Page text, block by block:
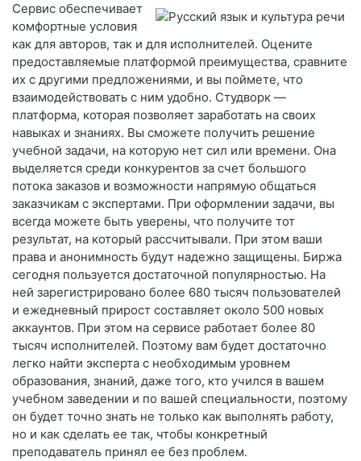
Сервис обеспечивает
комфортные условия
как для авторов, так и для исполнителей. Оцените
предоставляемые платформой преимущества, сравните
их с другими предложениями, и вы поймете, что
взаимодействовать с ним удобно. Студворк —
платформа, которая позволяет заработать на своих
навыках и знаниях. Вы сможете получить решение
учебной задачи, на которую нет сил или времени. Она
выделяется среди конкурентов за счет большого
потока заказов и возможности напрямую общаться
заказчикам с экспертами. При оформлении задачи, вы
всегда можете быть уверены, что получите тот
результат, на который рассчитывали. При этом ваши
права и анонимность будут надежно защищены. Биржа
сегодня пользуется достаточной популярностью. На
ней зарегистрировано более 680 тысяч пользователей
и ежедневный прирост составляет около 500 новых
аккаунтов. При этом на сервисе работает более 80
тысяч исполнителей. Поэтому вам будет достаточно
легко найти эксперта с необходимым уровнем
образования, знаний, даже того, кто учился в вашем
учебном заведении и по вашей специальности, поэтому
он будет точно знать не только как выполнять работу,
но и как сделать ее так, чтобы конкретный
преподаватель принял ее без проблем.